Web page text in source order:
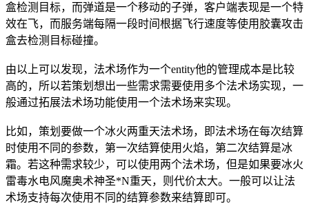
盒检测目标，而弹道是一个移动的子弹，客户端表现是一个特
效在飞，而服务端每隔一段时间根据飞行速度等使用胶囊攻击
盒去检测目标碰撞。
由以上可以发现，法术场作为一个entity他的管理成本是比较
高的，所以若策划想出一些需求需要使用多个法术场实现，一
般通过拓展法术场功能使用一个法术场来实现。
比如，策划要做一个冰火两重天法术场，即法术场在每次结算
时使用不同的参数，第一次结算使用火焰，第二次结算是冰
霜。若这种需求较少，可以使用两个法术场，但是如果要冰火
雷毒水电风魔奥术神圣*N重天，则代价太大。一般可以让法
术场支持每次使用不同的结算参数来结算即可。